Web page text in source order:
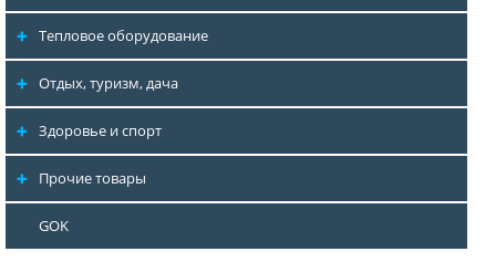
Тепловое оборудование
Отдых, туризм, дача
Здоровье и спорт
Прочие товары
GOK